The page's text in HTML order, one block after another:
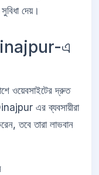
দেয়।
এ
ওয়েবসাইটের দ্রুত
এর ব্যবসায়ীরা
তবে তারা লাভবান